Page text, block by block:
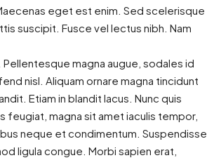
eget est enim. Sed scelerisque
suscipit. Fusce vel lectus nibh. Nam
magna augue, sodales id
nisl. Aliquam ornare magna tincidunt
Etiam in blandit lacus. Nunc quis
feugiat, magna sit amet iaculis tempor,
neque et condimentum. Suspendisse
ligula congue. Morbi sapien erat,